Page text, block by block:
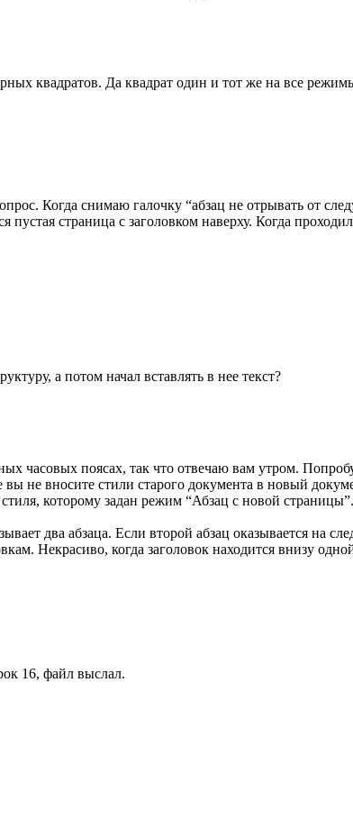
квадратов. Да квадрат один и тот же на все
Когда снимаю галочку “абзац не отрывать от
пустая страница с заголовком наверху. Когда
а потом начал вставлять в нее текст?
поясах, так что отвечаю вам утром.
не вносите стили старого документа в новый
которому задан режим “Абзац с новой
два абзаца. Если второй абзац оказывается на
Некрасиво, когда заголовок находится внизу
16, файл выслал.